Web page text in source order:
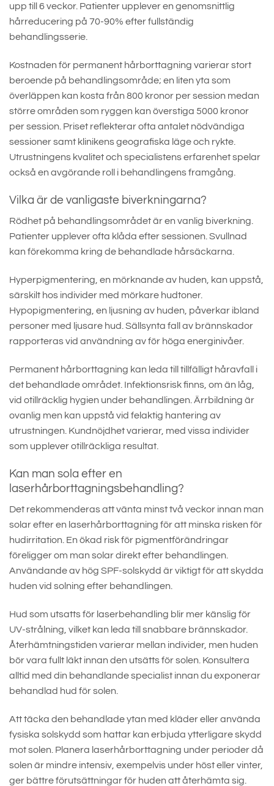
upp till 6 veckor. Patienter upplever en genomsnittlig
hårreducering på 70-90% efter fullständig
behandlingsserie.
Kostnaden för permanent hårborttagning varierar stort
beroende på behandlingsområde; en liten yta som
överläppen kan kosta från 800 kronor per session medan
större områden som ryggen kan överstiga 5000 kronor
per session. Priset reflekterar ofta antalet nödvändiga
sessioner samt klinikens geografiska läge och rykte.
Utrustningens kvalitet och specialistens erfarenhet spelar
också en avgörande roll i behandlingens framgång.
Vilka är de vanligaste biverkningarna?
Rödhet på behandlingsområdet är en vanlig biverkning.
Patienter upplever ofta klåda efter sessionen. Svullnad
kan förekomma kring de behandlade hårsäckarna.
Hyperpigmentering, en mörknande av huden, kan uppstå,
särskilt hos individer med mörkare hudtoner.
Hypopigmentering, en ljusning av huden, påverkar ibland
personer med ljusare hud. Sällsynta fall av brännskador
rapporteras vid användning av för höga energinivåer.
Permanent hårborttagning kan leda till tillfälligt håravfall i
det behandlade området. Infektionsrisk finns, om än låg,
vid otillräcklig hygien under behandlingen. Ärrbildning är
ovanlig men kan uppstå vid felaktig hantering av
utrustningen. Kundnöjdhet varierar, med vissa individer
som upplever otillräckliga resultat.
Kan man sola efter en
laserhårborttagningsbehandling?
Det rekommenderas att vänta minst två veckor innan man
solar efter en laserhårborttagning för att minska risken för
hudirritation. En ökad risk för pigmentförändringar
föreligger om man solar direkt efter behandlingen.
Användande av hög SPF-solskydd är viktigt för att skydda
huden vid solning efter behandlingen.
Hud som utsatts för laserbehandling blir mer känslig för
UV-strålning, vilket kan leda till snabbare brännskador.
Återhämtningstiden varierar mellan individer, men huden
bör vara fullt läkt innan den utsätts för solen. Konsultera
alltid med din behandlande specialist innan du exponerar
behandlad hud för solen.
Att täcka den behandlade ytan med kläder eller använda
fysiska solskydd som hattar kan erbjuda ytterligare skydd
mot solen. Planera laserhårborttagning under perioder då
solen är mindre intensiv, exempelvis under höst eller vinter,
ger bättre förutsättningar för huden att återhämta sig.